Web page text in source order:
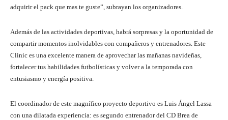
adquirir el pack que mas te guste”, subrayan los organizadores.
Además de las actividades deportivas, habrá sorpresas y la oportunidad de
compartir momentos inolvidables con compañeros y entrenadores. Este
Clinic es una excelente manera de aprovechar las mañanas navideñas,
fortalecer tus habilidades futbolísticas y volver a la temporada con
entusiasmo y energía positiva.
El coordinador de este magnífico proyecto deportivo es Luis Ángel Lassa
con una dilatada experiencia: es segundo entrenador del CD Brea de